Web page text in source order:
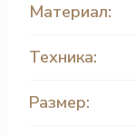
Материал:
Техника:
Размер: